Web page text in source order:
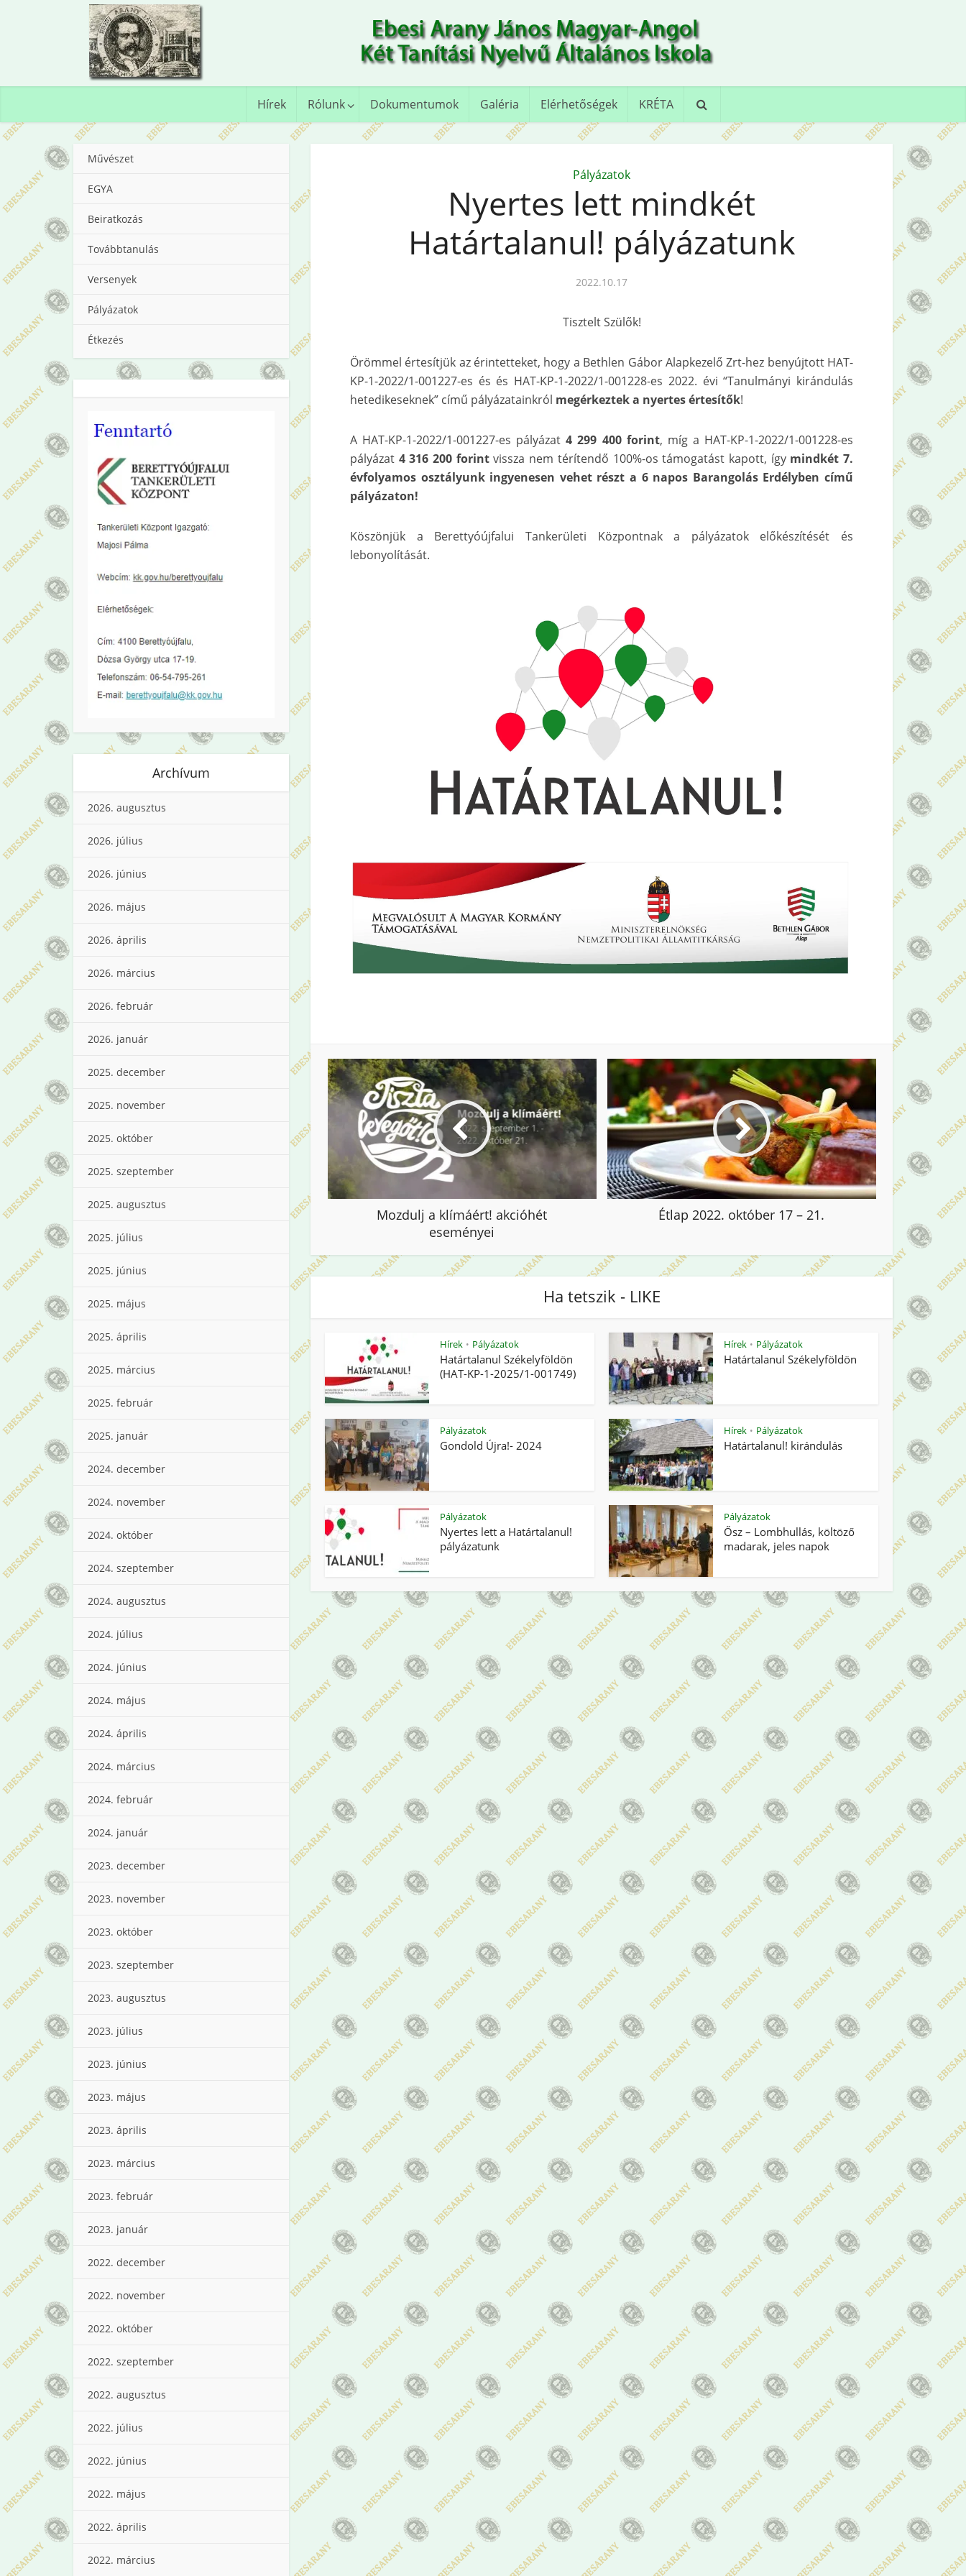
Hírek Rólunk Dokumentumok Galéria Elérhetőségek KRÉTA
Művészet
EGYA
Beiratkozás
Továbbtanulás
Versenyek
Pályázatok
Étkezés
Archívum
2026. augusztus
2026. július
2026. június
2026. május
2026. április
2026. március
2026. február
2026. január
2025. december
2025. november
2025. október
2025. szeptember
2025. augusztus
2025. július
2025. június
2025. május
2025. április
2025. március
2025. február
2025. január
2024. december
2024. november
2024. október
2024. szeptember
2024. augusztus
2024. július
2024. június
2024. május
2024. április
2024. március
2024. február
2024. január
2023. december
2023. november
2023. október
2023. szeptember
2023. augusztus
2023. július
2023. június
2023. május
2023. április
2023. március
2023. február
2023. január
2022. december
2022. november
2022. október
2022. szeptember
2022. augusztus
2022. július
2022. június
2022. május
2022. április
2022. március
Pályázatok
Nyertes lett mindkét
Határtalanul! pályázatunk
2022.10.17
Tisztelt Szülők!
Örömmel értesítjük az érintetteket, hogy a Bethlen Gábor Alapkezelő Zrt-hez benyújtott HAT-
KP-1-2022/1-001227-es és és HAT-KP-1-2022/1-001228-es 2022. évi “Tanulmányi kirándulás
hetedikeseknek” című pályázatainkról megérkeztek a nyertes értesítők!
A HAT-KP-1-2022/1-001227-es pályázat4 299 400 forint, míg a HAT-KP-1-2022/1-001228-es
pályázat 4 316 200 forintvissza nem térítendő 100%-os támogatást kapott, így mindkét 7.
évfolyamos osztályunk ingyenesen vehet részt a 6 napos Barangolás Erdélyben című
pályázaton!
Köszönjük a Berettyóújfalui Tankerületi Központnak a pályázatok előkészítését és
lebonyolítását.
Mozdulj a klímáért! akcióhét
eseményei
Étlap 2022. október 17 – 21.
Ha tetszik - LIKE
Hírek • Pályázatok
Határtalanul Székelyföldön
(HAT-KP-1-2025/1-001749)
Hírek • Pályázatok
Határtalanul Székelyföldön
Pályázatok
Gondold Újra!- 2024
Hírek • Pályázatok
Határtalanul! kirándulás
Pályázatok
Nyertes lett a Határtalanul!
pályázatunk
Pályázatok
Ősz – Lombhullás, költöző
madarak, jeles napok